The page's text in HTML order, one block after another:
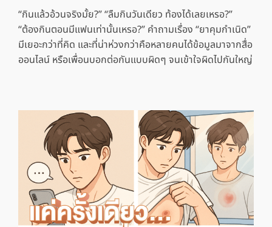
“กินแล้วอ้วนจริงมั้ย?” “ลืมกินวันเดียว ท้องได้เลยเหรอ?”
“ต้องกินตอนมีแฟนเท่านั้นเหรอ?” คำถามเรื่อง “ยาคุมกำเนิด”
มีเยอะกว่าที่คิด และที่น่าห่วงกว่าคือหลายคนได้ข้อมูลมาจากสื่อ
ออนไลน์ หรือเพื่อนบอกต่อกันแบบผิดๆ จนเข้าใจผิดไปกันใหญ่